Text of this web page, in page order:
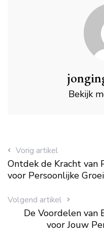
Bekijk
Vorig artikel
Ontdek de Kracht van
voor Persoonlijke Groei
Volgend artikel
De Voordelen van
voor Jouw